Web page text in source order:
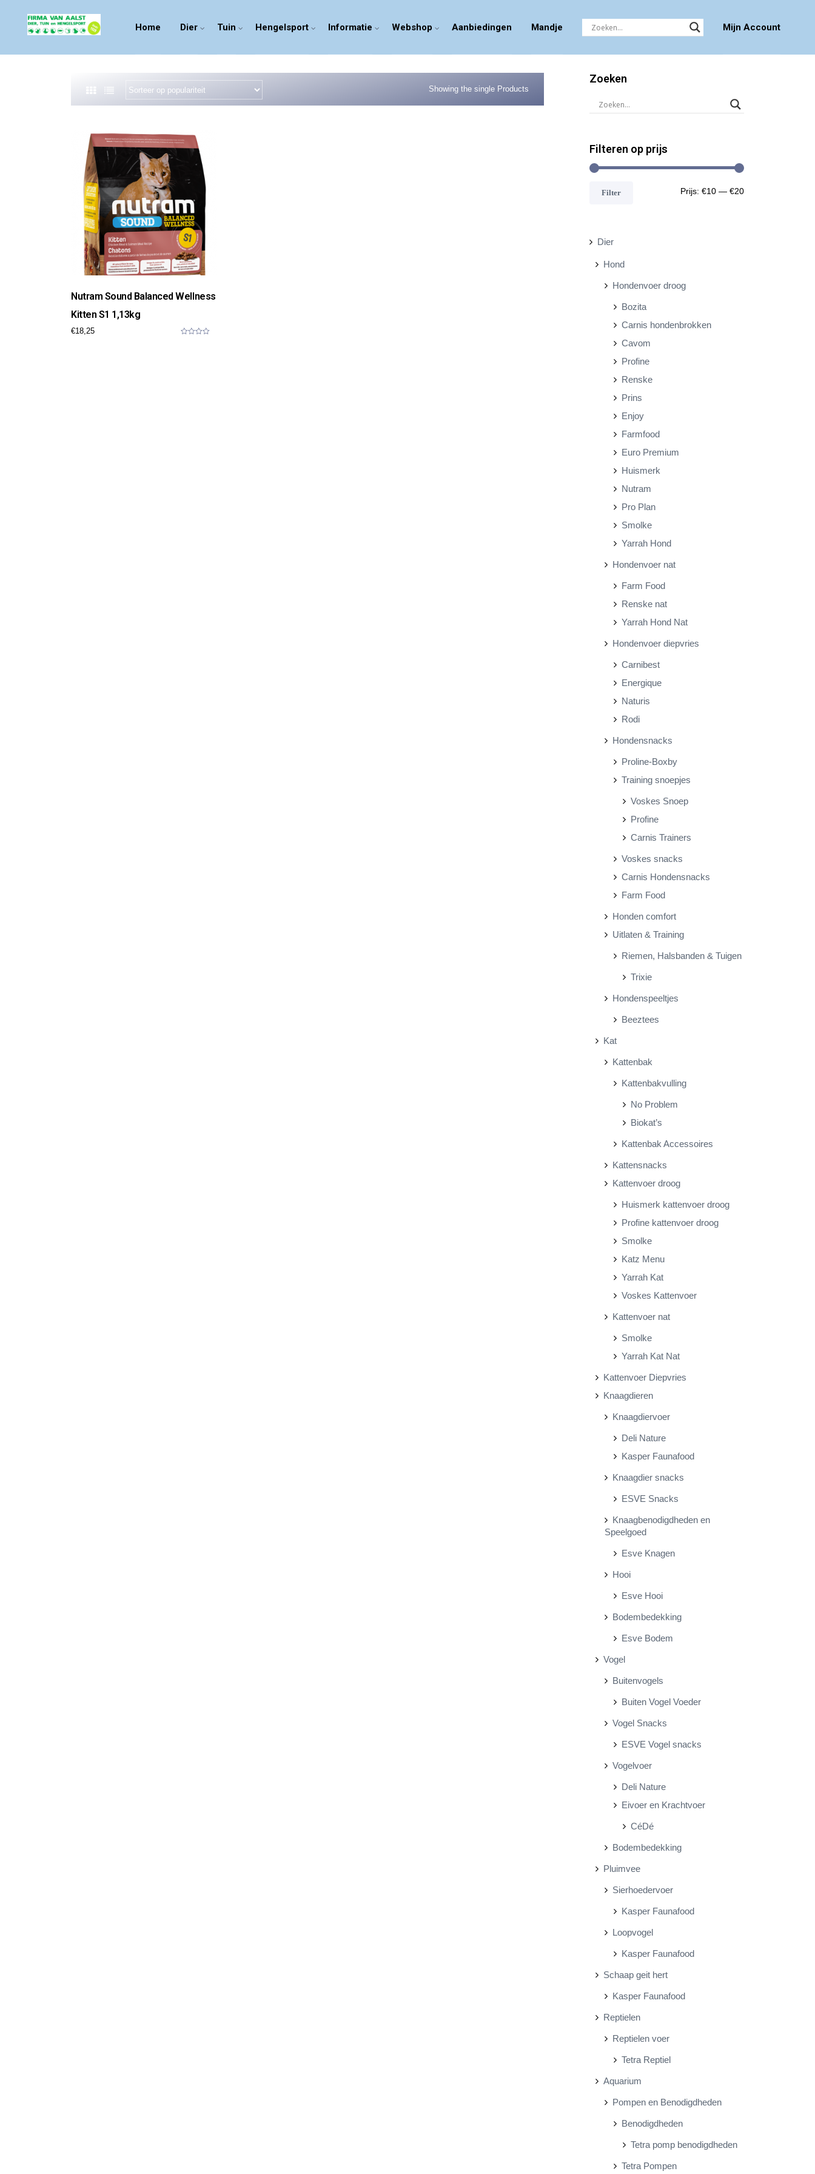
Home Dier Tuin Hengelsport Informatie Webshop Aanbiedingen Mandje Mijn Account
Showing the single Products
Nutram Sound Balanced Wellness
Kitten S1 1,13kg
€18,25
Zoeken
Filteren op prijs
MM
Filter Prijs: €10 — €20
Dier
Hond
Hondenvoer droog
Bozita
Carnis hondenbrokken
Cavom
Profine
Renske
Prins
Enjoy
Farmfood
Euro Premium
Huismerk
Nutram
Pro Plan
Smolke
Yarrah Hond
Hondenvoer nat
Farm Food
Renske nat
Yarrah Hond Nat
Hondenvoer diepvries
Carnibest
Energique
Naturis
Rodi
Hondensnacks
Proline-Boxby
Training snoepjes
Voskes Snoep
Profine
Carnis Trainers
Voskes snacks
Carnis Hondensnacks
Farm Food
Honden comfort
Uitlaten & Training
Riemen, Halsbanden & Tuigen
Trixie
Hondenspeeltjes
Beeztees
Kat
Kattenbak
Kattenbakvulling
No Problem
Biokat’s
Kattenbak Accessoires
Kattensnacks
Kattenvoer droog
Huismerk kattenvoer droog
Profine kattenvoer droog
Smolke
Katz Menu
Yarrah Kat
Voskes Kattenvoer
Kattenvoer nat
Smolke
Yarrah Kat Nat
Kattenvoer Diepvries
Knaagdieren
Knaagdiervoer
Deli Nature
Kasper Faunafood
Knaagdier snacks
ESVE Snacks
Knaagbenodigdheden en
Speelgoed
Esve Knagen
Hooi
Esve Hooi
Bodembedekking
Esve Bodem
Vogel
Buitenvogels
Buiten Vogel Voeder
Vogel Snacks
ESVE Vogel snacks
Vogelvoer
Deli Nature
Eivoer en Krachtvoer
CéDé
Bodembedekking
Pluimvee
Sierhoedervoer
Kasper Faunafood
Loopvogel
Kasper Faunafood
Schaap geit hert
Kasper Faunafood
Reptielen
Reptielen voer
Tetra Reptiel
Aquarium
Pompen en Benodigdheden
Benodigdheden
Tetra pomp benodigdheden
Tetra Pompen